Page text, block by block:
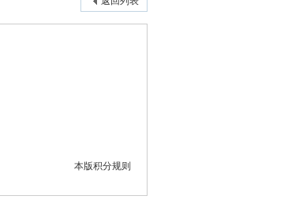
本版积分规则